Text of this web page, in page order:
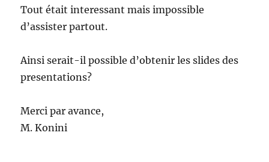
Tout était interessant mais impossible
d’assister partout.
Ainsi serait-il possible d’obtenir les slides des
presentations?
Merci par avance,
M. Konini